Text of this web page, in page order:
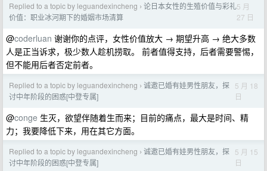
Replied to a topic by leguandexincheng › 论日本女性的生殖价值与彩礼
价值：职业冰河期下的婚姻市场清算
5 月
27 日
@coderluan 谢谢你的点评，女性价值放大 → 期望升高 → 绝大多数
人是正当诉求，极少数人趁机捞取。 前者值得支持，后者需要警惕，
但不能用后者否定前者。
Replied to a topic by leguandexincheng › 诚邀已婚有娃男性朋友，探
讨中年阶段的困惑[中登专属]
5 月 18
日
@conge 生灭，欲望伴随着生而来；目前的痛点，最大是时间、精
力；我要降低下来，用在其它方面。
Replied to a topic by leguandexincheng › 诚邀已婚有娃男性朋友，探
讨中年阶段的困惑[中登专属]
5 月 15
日